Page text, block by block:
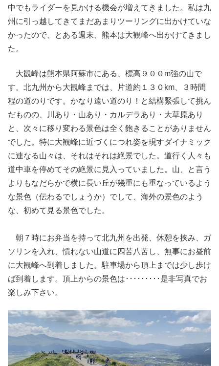
中でもライダーを見かける機会が増えてきました。私は九
州に引っ越してきてまだあまりツーリングに出かけていな
かったので、とある週末、熊本は大観峰へ出かけてきまし
た。
大観峰は熊本県阿蘇市にある、標高９００m強の山で
す。北九州から大観峰までは、片道約１３０km、３時間
程の道のりです。かなり遠い道のり！と結構緊張して挑ん
だものの、川あり・山あり・カルデラあり・大草原あり
と、次々に移り変わる景色は全く飽きることがありません
でした。特に大観峰に近づくにつれ姿を現すダイナミック
に連なる山々は、それはそれは絶景でした。道行く人々も
道中車を停めてその絶景に見入っていました。山、と言う
よりもなだらかで横に長い丘が幾重にも重なっているよう
な景色（伝わるでしょうか）でして、海外の景色のよう
な、初めて見る景色でした。
朝７時にお弁当を持って北九州を出発、休憩を挟み、ガ
ソリンを入れ、慣れない山道に四苦八苦し、無事にお昼前
に大観峰へ到着しました。駐車場から頂上までは少し歩け
ば到着します。頂上からの景色は･････････是非写真でお
楽しみ下さい。